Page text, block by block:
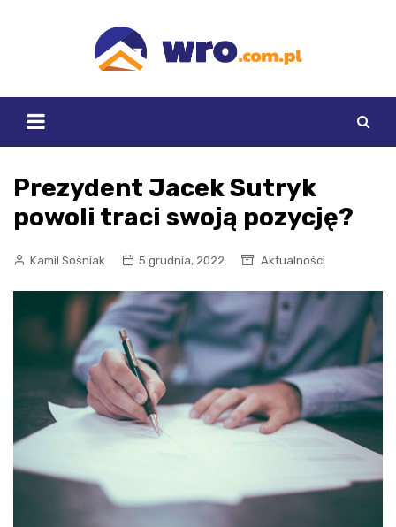
Prezydent Jacek Sutryk
powoli traci swoją pozycję?
Kamil Sośniak 5 grudnia, 2022 Aktualności